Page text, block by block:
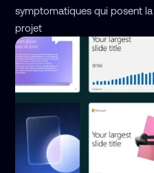
symptomatiques qui posent
projet